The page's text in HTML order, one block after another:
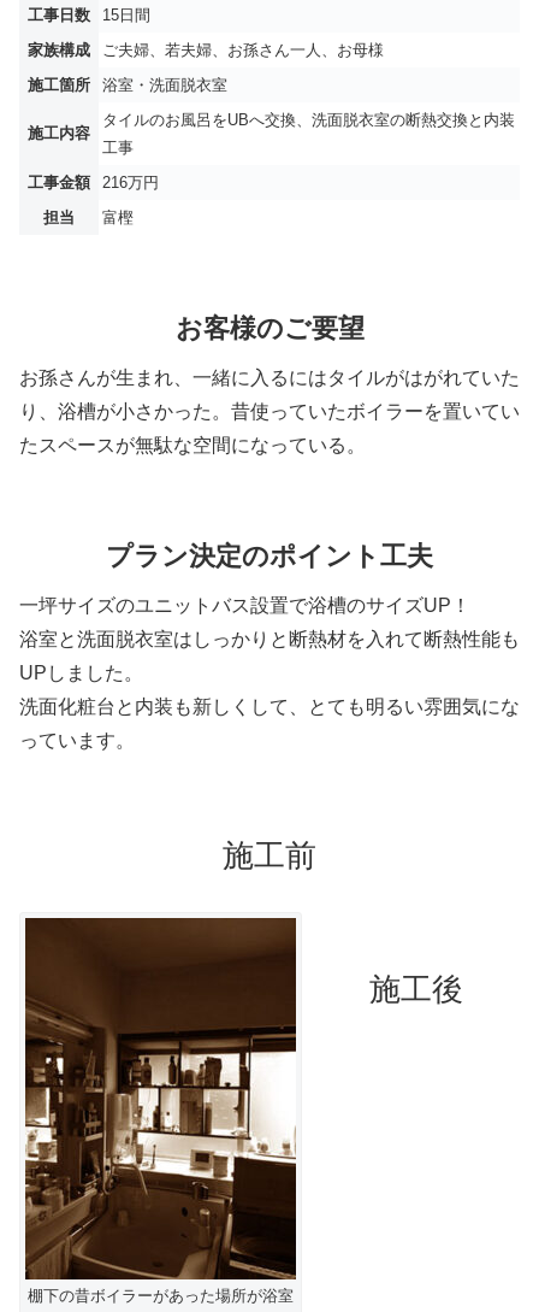
工事日数
15日間
家族構成
ご夫婦、若夫婦、お孫さん一人、お母様
施工箇所
浴室・洗面脱衣室
施工内容
タイルのお風呂をUBへ交換、洗面脱衣室の断熱交換と内装
工事
工事金額
216万円
担当
富樫
お客様のご要望
お孫さんが生まれ、一緒に入るにはタイルがはがれていた
り、浴槽が小さかった。昔使っていたボイラーを置いてい
たスペースが無駄な空間になっている。
プラン決定のポイント工夫
一坪サイズのユニットバス設置で浴槽のサイズUP！
浴室と洗面脱衣室はしっかりと断熱材を入れて断熱性能も
UPしました。
洗面化粧台と内装も新しくして、とても明るい雰囲気にな
っています。
施工前
棚下の昔ボイラーがあった場所が浴室
施工後